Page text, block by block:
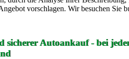
vorschlagen. Wir besuchen Sie
sicherer Autoankauf - bei